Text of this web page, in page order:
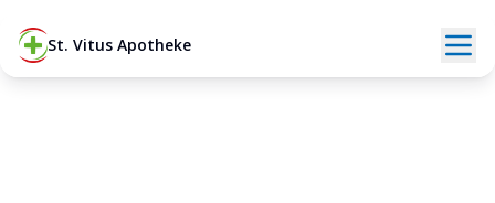
St. Vitus Apotheke